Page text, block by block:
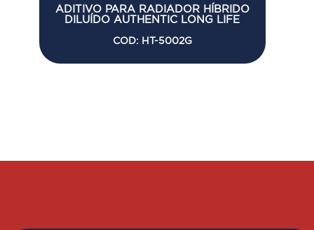
ADITIVO PARA RADIADOR HÍBRIDO
DILUÍDO AUTHENTIC LONG LIFE
COD: HT-5002G